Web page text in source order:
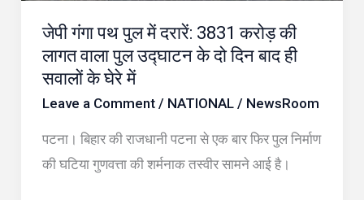
जेपी गंगा पथ पुल में दरारें: 3831 करोड़ की
लागत वाला पुल उद्घाटन के दो दिन बाद ही
सवालों के घेरे में
Leave a Comment / NATIONAL/ NewsRoom
पटना। बिहार की राजधानी पटना से एक बार फिर पुल निर्माण
की घटिया गुणवत्ता की शर्मनाक तस्वीर सामने आई है।
की
लागत
वाला
पुल
उद्घाटन
के